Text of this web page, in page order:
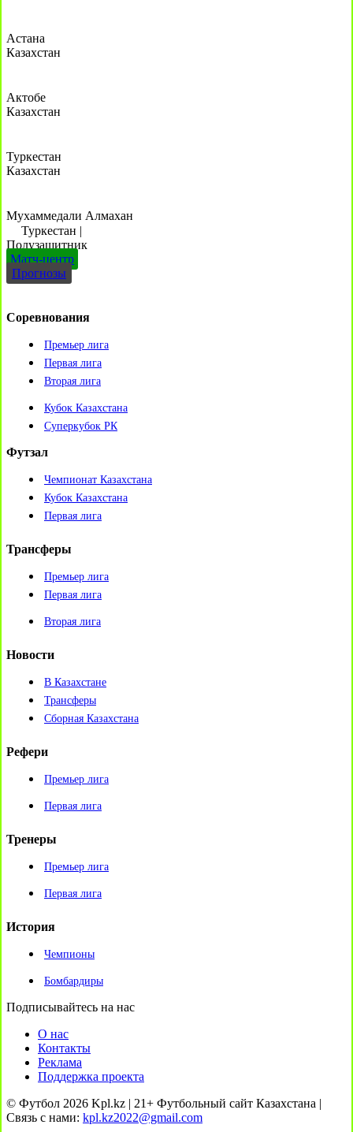
Астана
Казахстан
Актобе
Казахстан
Туркестан
Казахстан
Мухаммедали Алмахан
Туркестан |
Полузащитник
Матч-центр
Прогнозы
Соревнования
Премьер лига
Первая лига
Вторая лига
Кубок Казахстана
Суперкубок РК
Футзал
Чемпионат Казахстана
Кубок Казахстана
Первая лига
Трансферы
Премьер лига
Первая лига
Вторая лига
Новости
В Казахстане
Трансферы
Сборная Казахстана
Рефери
Премьер лига
Первая лига
Тренеры
Премьер лига
Первая лига
История
Чемпионы
Бомбардиры
Подписывайтесь на нас
О нас
Контакты
Реклама
Поддержка проекта
© Футбол 2026 Kpl.kz | 21+ Футбольный сайт Казахстана |
Связь с нами: kpl.kz2022@gmail.com